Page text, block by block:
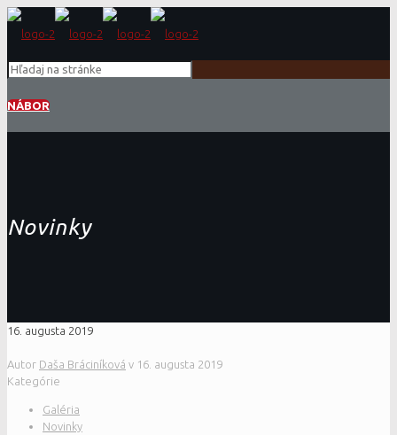
NÁBOR
Novinky
16. augusta 2019
Autor Daša Bráciníková v 16. augusta 2019
Kategórie
Galéria
Novinky